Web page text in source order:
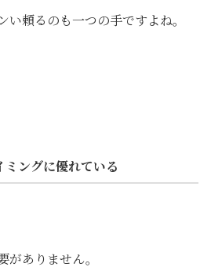
い頼るのも一つの手ですよね。
ングに優れている
がありません。